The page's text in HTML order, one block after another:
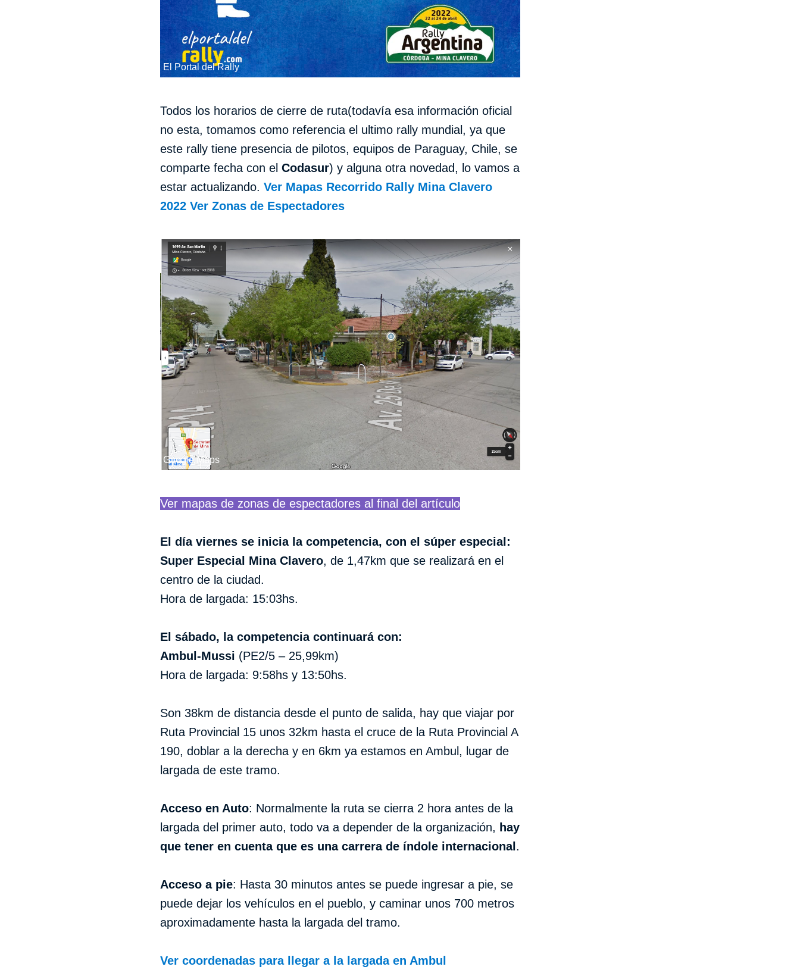
El Portal del Rally
Todos los horarios de cierre de ruta(todavía esa información oficial
no esta, tomamos como referencia el ultimo rally mundial, ya que
este rally tiene presencia de pilotos, equipos de Paraguay, Chile, se
comparte fecha con el Codasur) y alguna otra novedad, lo vamos a
estar actualizando. Ver Mapas Recorrido Rally Mina Clavero
2022 Ver Zonas de Espectadores
Google Maps
Ver mapas de zonas de espectadores al final del artículo
El día viernes se inicia la competencia, con el súper especial:
Super Especial Mina Clavero, de 1,47km que se realizará en el
centro de la ciudad.
Hora de largada: 15:03hs.
El sábado, la competencia continuará con:
Ambul-Mussi (PE2/5 – 25,99km)
Hora de largada: 9:58hs y 13:50hs.
Son 38km de distancia desde el punto de salida, hay que viajar por
Ruta Provincial 15 unos 32km hasta el cruce de la Ruta Provincial A
190, doblar a la derecha y en 6km ya estamos en Ambul, lugar de
largada de este tramo.
Acceso en Auto: Normalmente la ruta se cierra 2 hora antes de la
largada del primer auto, todo va a depender de la organización, hay
que tener en cuenta que es una carrera de índole internacional .
Acceso a pie: Hasta 30 minutos antes se puede ingresar a pie, se
puede dejar los vehículos en el pueblo, y caminar unos 700 metros
aproximadamente hasta la largada del tramo.
Ver coordenadas para llegar a la largada en Ambul